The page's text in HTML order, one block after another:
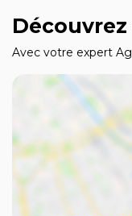
Avec votre expert